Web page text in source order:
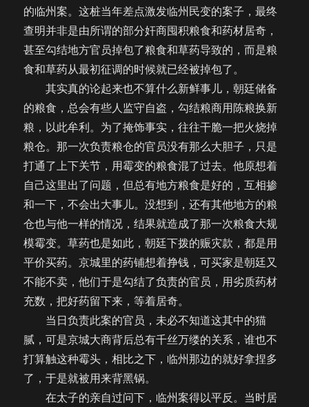
的临州案。这桩当年差点激发临州民变的案子，最终
查明并非是由所谓的部分奸商囤积粮食和药材居奇，
甚至勾结地方官员掉包了粮食和草药导致的，而是粮
食和草药从最初征调的时候就已经被掉包了。
其实真的论起来也不算什么新鲜事儿，朝廷储备
的粮食，总会有些人监守自盗，勾结粮商用陈粮换新
粮，以此牟利。为了掩饰事实，往往干脆一把火烧掉
粮仓。那一次负责粮仓的官员没有那么大胆子，只是
打通了上下关节，用霉变的粮食混了过去。他原想着
自己这里出了问题，但总有地方粮食是好的，互相掺
和一下，不会出大事儿。没想到，还有其他地方的粮
仓也与他一样的情况，结果就造成了那一次粮食大规
模霉变。草药也是如此，朝廷下拨的赈灾款，都是用
平价买药。京城里的药铺想着挣钱，可买家是朝廷又
不能不卖，他们于是勾结了负责的官员，用劣质药材
充数，把好药留下来，等着居奇。
当日负责此案的官员，未必不知道这其中的猫
腻，可是京城大商背后总有千丝万缕的关系，谁也不
打算触这种霉头，相比之下，临州那边的就好拿捏多
了，于是就被用来背黑锅。
在太子的亲自过问下，临州案得以平反。当时居